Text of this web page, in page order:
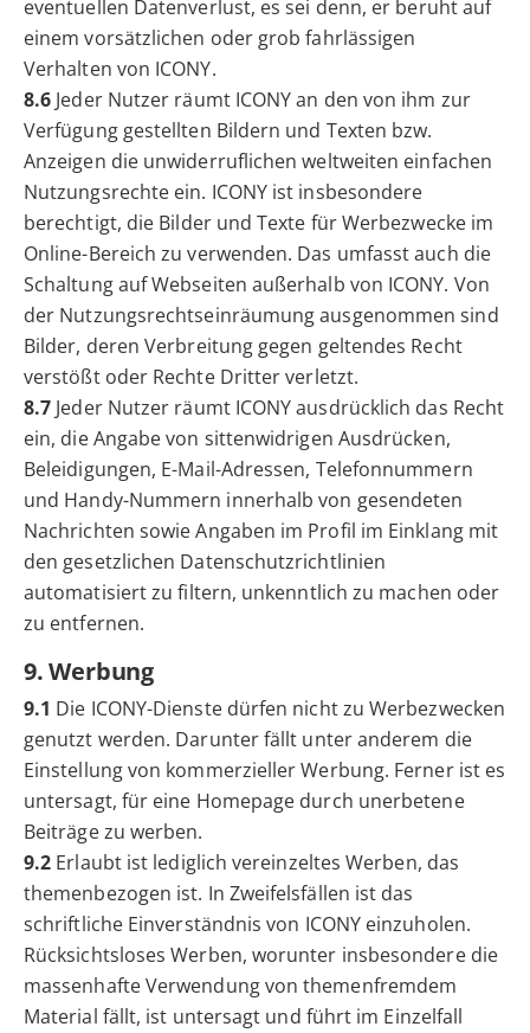
eventuellen Datenverlust, es sei denn, er beruht auf
einem vorsätzlichen oder grob fahrlässigen
Verhalten von ICONY.
8.6 Jeder Nutzer räumt ICONY an den von ihm zur
Verfügung gestellten Bildern und Texten bzw.
Anzeigen die unwiderruflichen weltweiten einfachen
Nutzungsrechte ein. ICONY ist insbesondere
berechtigt, die Bilder und Texte für Werbezwecke im
Online-Bereich zu verwenden. Das umfasst auch die
Schaltung auf Webseiten außerhalb von ICONY. Von
der Nutzungsrechtseinräumung ausgenommen sind
Bilder, deren Verbreitung gegen geltendes Recht
verstößt oder Rechte Dritter verletzt.
8.7 Jeder Nutzer räumt ICONY ausdrücklich das Recht
ein, die Angabe von sittenwidrigen Ausdrücken,
Beleidigungen, E-Mail-Adressen, Telefonnummern
und Handy-Nummern innerhalb von gesendeten
Nachrichten sowie Angaben im Profil im Einklang mit
den gesetzlichen Datenschutzrichtlinien
automatisiert zu filtern, unkenntlich zu machen oder
zu entfernen.
9. Werbung
9.1 Die ICONY-Dienste dürfen nicht zu Werbezwecken
genutzt werden. Darunter fällt unter anderem die
Einstellung von kommerzieller Werbung. Ferner ist es
untersagt, für eine Homepage durch unerbetene
Beiträge zu werben.
9.2 Erlaubt ist lediglich vereinzeltes Werben, das
themenbezogen ist. In Zweifelsfällen ist das
schriftliche Einverständnis von ICONY einzuholen.
Rücksichtsloses Werben, worunter insbesondere die
massenhafte Verwendung von themenfremdem
Material fällt, ist untersagt und führt im Einzelfall